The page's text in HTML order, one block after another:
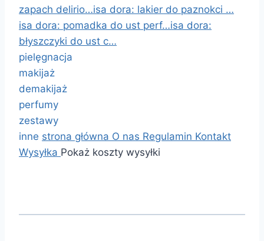
zapach delirio…isa dora: lakier do paznokci …
isa dora: pomadka do ust perf…isa dora:
błyszczyki do ust c…
pielęgnacja
makijaż
demakijaż
perfumy
zestawy
inne strona główna O nas Regulamin Kontakt
Wysyłka Pokaż koszty wysyłki